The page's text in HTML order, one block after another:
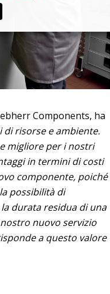
Components, ha
risorse e ambiente.
migliore per i nostri
in termini di costi
componente, poiché
possibilità di
durata residua di una
nuovo servizio
a questo valore